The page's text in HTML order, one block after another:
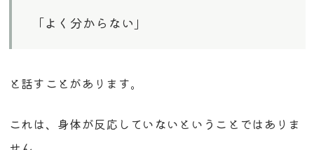
「よく分からない」
と話すことがあります。
これは、身体が反応していないということではありま